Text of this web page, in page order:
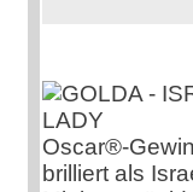
Oscar®-
brilliert als